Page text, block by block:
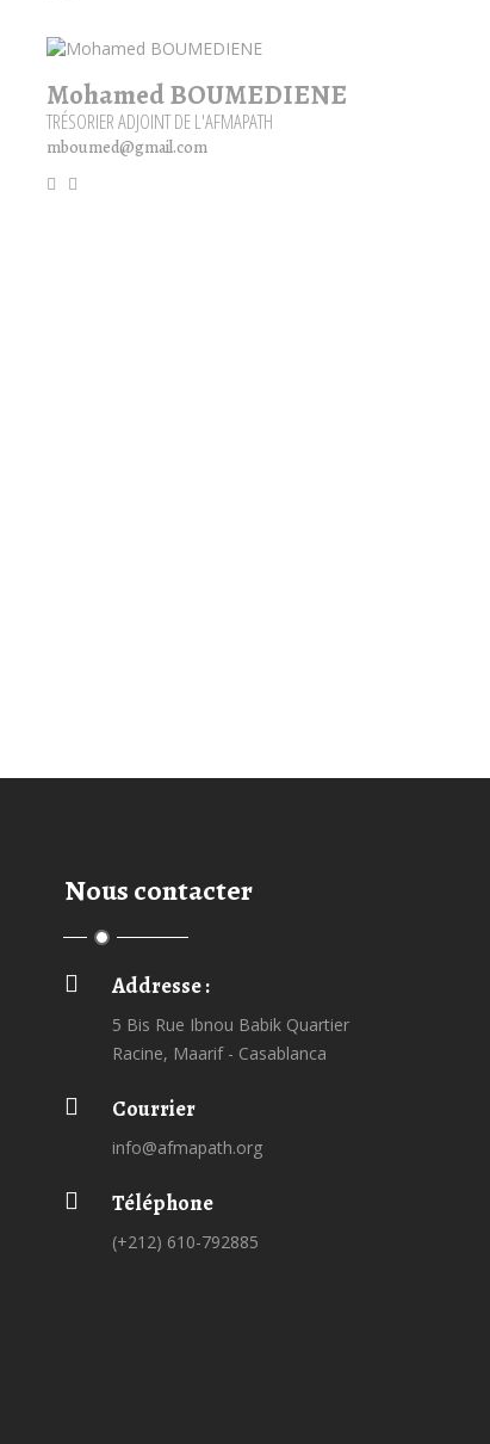
Mohamed BOUMEDIENE
TRÉSORIER ADJOINT DE L'AFMAPATH
mboumed@gmail.com
Nous contacter
Addresse :
5 Bis Rue Ibnou Babik Quartier
Racine, Maarif - Casablanca
Courrier
info@afmapath.org
Téléphone
(+212) 610-792885